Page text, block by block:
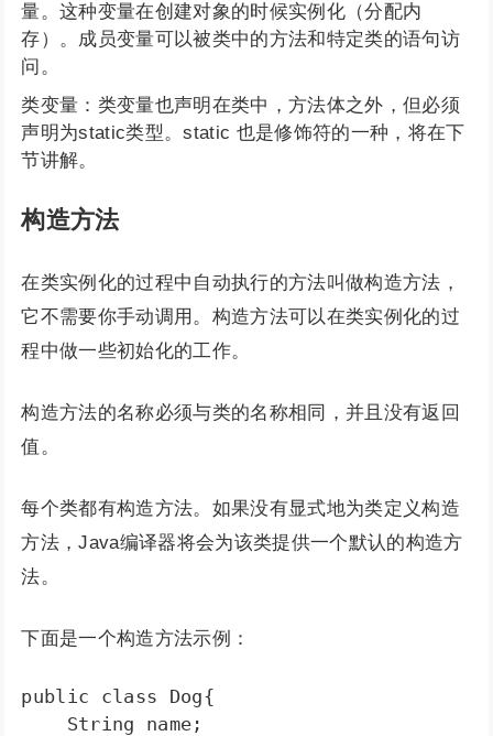
量。这种变量在创建对象的时候实例化（分配内
存）。成员变量可以被类中的方法和特定类的语句访
问。
类变量：类变量也声明在类中，方法体之外，但必须
声明为static类型。static 也是修饰符的一种，将在下
节讲解。
构造方法
在类实例化的过程中自动执行的方法叫做构造方法，
它不需要你手动调用。构造方法可以在类实例化的过
程中做一些初始化的工作。
构造方法的名称必须与类的名称相同，并且没有返回
值。
每个类都有构造方法。如果没有显式地为类定义构造
方法，Java编译器将会为该类提供一个默认的构造方
法。
下面是一个构造方法示例：
public class Dog{
String name;